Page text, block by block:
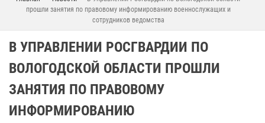
прошли занятия по правовому информированию военнослужащих и
сотрудников ведомства
В УПРАВЛЕНИИ РОСГВАРДИИ ПО
ВОЛОГОДСКОЙ ОБЛАСТИ ПРОШЛИ
ЗАНЯТИЯ ПО ПРАВОВОМУ
ИНФОРМИРОВАНИЮ